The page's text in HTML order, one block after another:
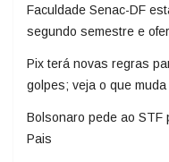
Faculdade Senac-DF
segundo semestre e
Pix terá novas regras
golpes; veja o que muda
Bolsonaro pede ao STF
Pais